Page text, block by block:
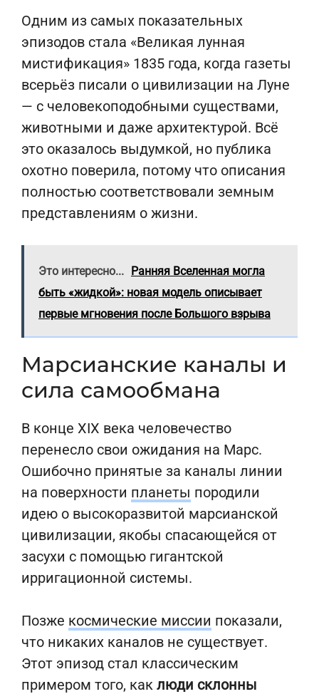
Одним из самых показательных
эпизодов стала «Великая лунная
мистификация» 1835 года, когда газеты
всерьёз писали о цивилизации на Луне
— с человекоподобными существами,
животными и даже архитектурой. Всё
это оказалось выдумкой, но публика
охотно поверила, потому что описания
полностью соответствовали земным
представлениям о жизни.
Это интересно... Ранняя Вселенная могла
быть «жидкой»: новая модель описывает
первые мгновения после Большого взрыва
Марсианские каналы и
сила самообмана
В конце XIX века человечество
перенесло свои ожидания на Марс.
Ошибочно принятые за каналы линии
на поверхности планеты породили
идею о высокоразвитой марсианской
цивилизации, якобы спасающейся от
засухи с помощью гигантской
ирригационной системы.
Позже космические миссии показали,
что никаких каналов не существует.
Этот эпизод стал классическим
примером того, как люди склонны